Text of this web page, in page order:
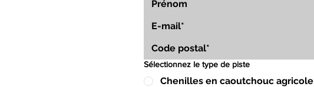
Sélectionnez le type de piste
Chenilles en caoutchouc agricole